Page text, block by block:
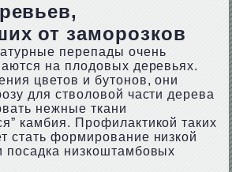
от заморозков
перепады очень
на плодовых деревьях.
цветов и бутонов, они
для стволовой части дерева
нежные ткани
камбия. Профилактикой таких
стать формирование низкой
посадка низкоштамбовых